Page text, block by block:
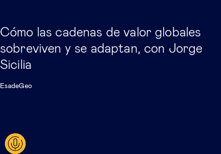
Cómo las cadenas de valor globales
sobreviven y se adaptan, con Jorge
Sicilia
EsadeGeo